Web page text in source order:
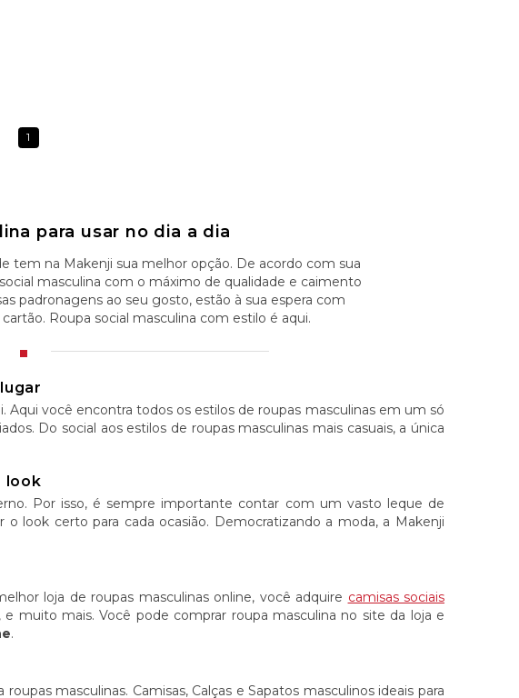
1
para usar no dia a dia
tem na Makenji sua melhor opção. De acordo com sua
masculina com o máximo de qualidade e caimento
padronagens ao seu gosto, estão à sua espera com
Roupa social masculina com estilo é aqui.
Aqui você encontra todos os estilos de roupas masculinas em um só
Do social aos estilos de roupas masculinas mais casuais, a única
look
Por isso, é sempre importante contar com um vasto leque de
look certo para cada ocasião. Democratizando a moda, a Makenji
loja de roupas masculinas online, você adquire camisas sociais
e muito mais. Você pode comprar roupa masculina no site da loja e
.
masculinas. Camisas, Calças e Sapatos masculinos ideais para